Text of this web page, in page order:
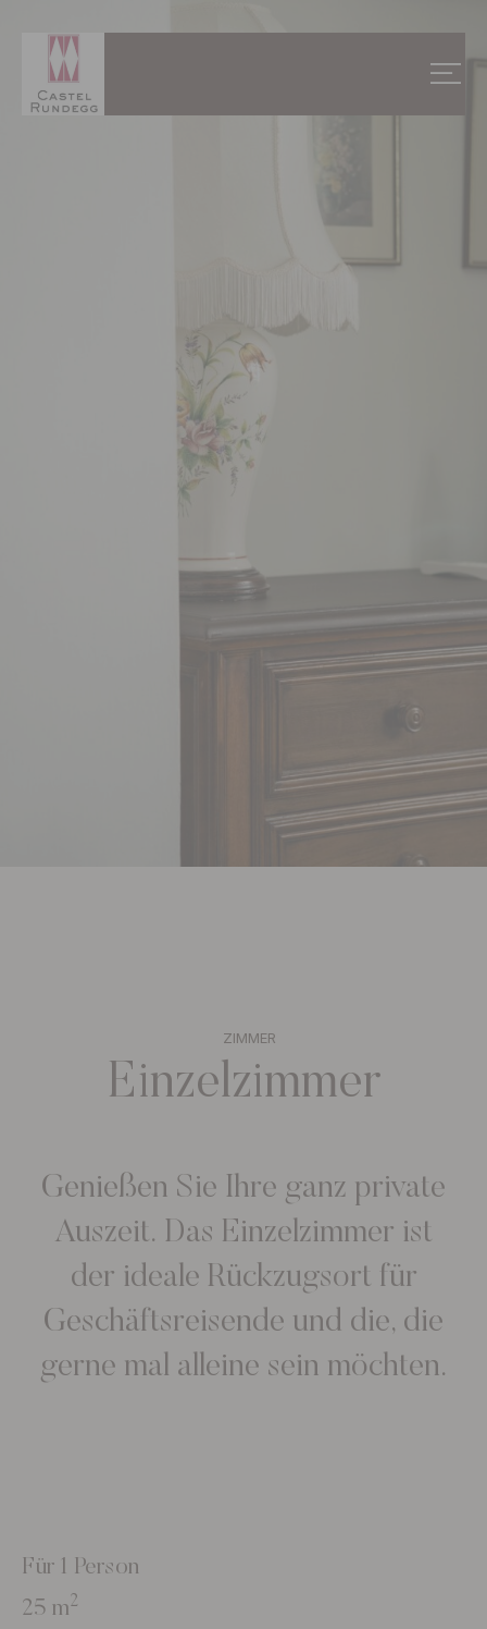
ZIMMER
Einzelzimmer
Genießen Sie Ihre ganz private
Auszeit. Das Einzelzimmer ist
der ideale Rückzugsort für
Geschäftsreisende und die, die
gerne mal alleine sein möchten.
Für 1 Person
25 m2